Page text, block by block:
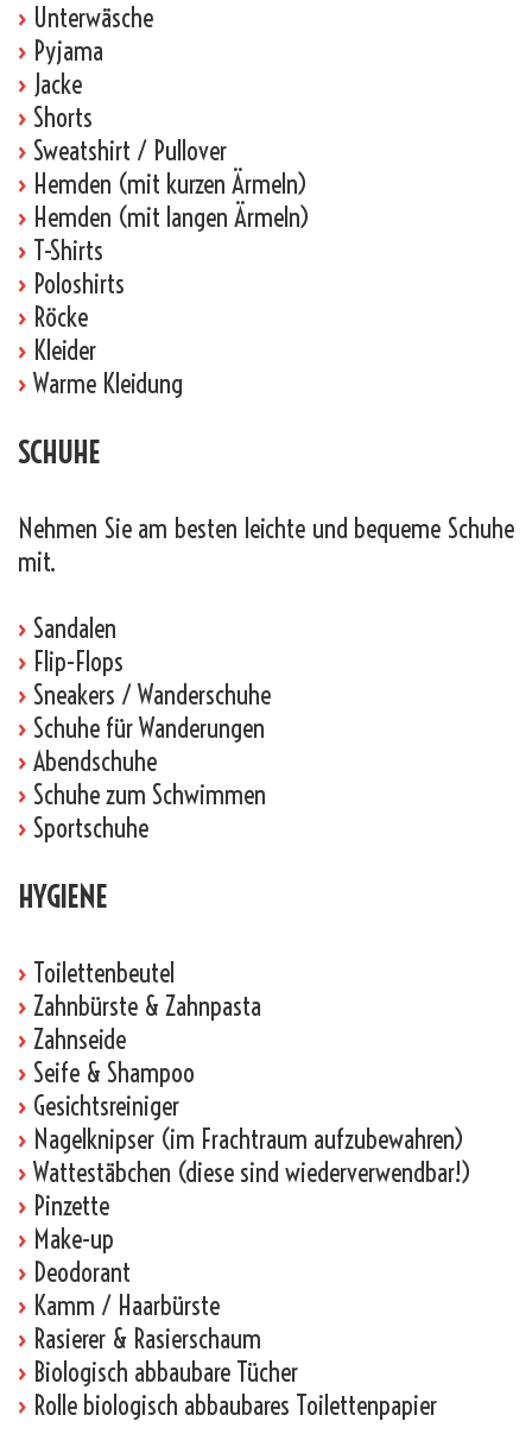
› Unterwäsche
› Pyjama
› Jacke
› Shorts
› Sweatshirt / Pullover
› Hemden (mit kurzen Ärmeln)
› Hemden (mit langen Ärmeln)
› T-Shirts
› Poloshirts
› Röcke
› Kleider
› Warme Kleidung
SCHUHE
Nehmen Sie am besten leichte und bequeme Schuhe
mit.
› Sandalen
› Flip-Flops
› Sneakers / Wanderschuhe
› Schuhe für Wanderungen
› Abendschuhe
› Schuhe zum Schwimmen
› Sportschuhe
HYGIENE
› Toilettenbeutel
› Zahnbürste & Zahnpasta
› Zahnseide
› Seife & Shampoo
› Gesichtsreiniger
› Nagelknipser (im Frachtraum aufzubewahren)
› Wattestäbchen (diese sind wiederverwendbar!)
› Pinzette
› Make-up
› Deodorant
› Kamm / Haarbürste
› Rasierer & Rasierschaum
› Biologisch abbaubare Tücher
› Rolle biologisch abbaubares Toilettenpapier